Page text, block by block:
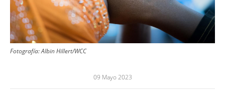
Fotografía:Albin Hillert/WCC
09 Mayo 2023